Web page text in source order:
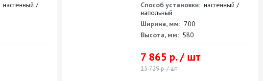
настенный /
Способ установки: настенный /
напольный
Ширина, мм: 700
Высота, мм: 580
7 865 р. / шт
15 729 р. / шт